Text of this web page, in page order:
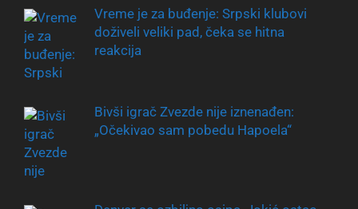
Vreme je za buđenje: Srpski klubovi
doživeli veliki pad, čeka se hitna
reakcija
Bivši igrač Zvezde nije iznenađen:
„Očekivao sam pobedu Hapoela“